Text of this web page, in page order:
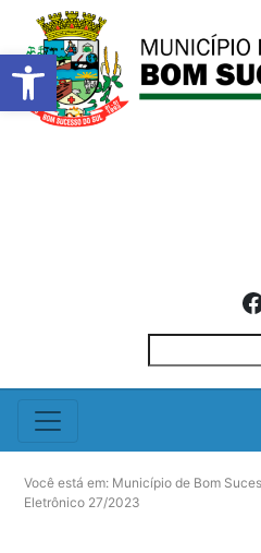
Barra de
Você está em: Município de Bom
Eletrônico 27/2023